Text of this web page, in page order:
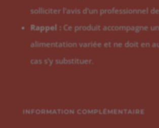
solliciter l'avis d'un professionnel
Rappel : Ce produit accompagne
alimentation variée et ne doit en
cas s'y substituer.
INFORMATION COMPLÉMENTAIRE